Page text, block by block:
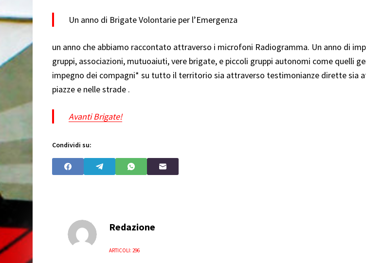
Un anno di Brigate Volontarie per l’Emergenza
un anno che abbiamo raccontato attraverso i microfoni Radiogramma. Un anno di
gruppi, associazioni, mutuoaiuti, vere brigate, e piccoli gruppi autonomi come quelli
impegno dei compagni* su tutto il territorio sia attraverso testimonianze dirette sia
piazze e nelle strade .
Avanti Brigate!
Condividi su:
Redazione
ARTICOLI: 296